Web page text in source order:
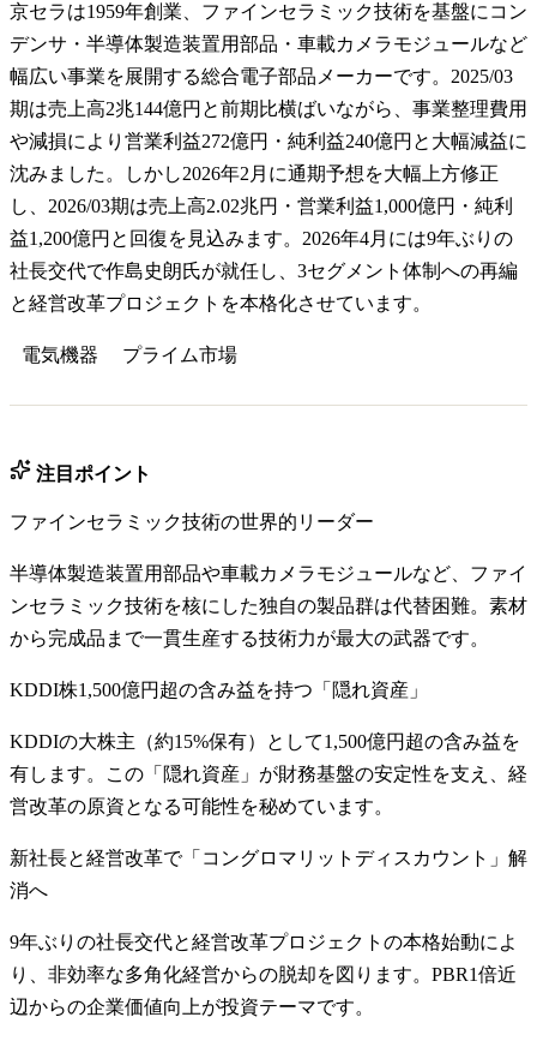
京セラは1959年創業、ファインセラミック技術を基盤にコン
デンサ・半導体製造装置用部品・車載カメラモジュールなど
幅広い事業を展開する総合電子部品メーカーです。2025/03
期は売上高2兆144億円と前期比横ばいながら、事業整理費用
や減損により営業利益272億円・純利益240億円と大幅減益に
沈みました。しかし2026年2月に通期予想を大幅上方修正
し、2026/03期は売上高2.02兆円・営業利益1,000億円・純利
益1,200億円と回復を見込みます。2026年4月には9年ぶりの
社長交代で作島史朗氏が就任し、3セグメント体制への再編
と経営改革プロジェクトを本格化させています。
電気機器 プライム市場
注目ポイント
ファインセラミック技術の世界的リーダー
半導体製造装置用部品や車載カメラモジュールなど、ファイ
ンセラミック技術を核にした独自の製品群は代替困難。素材
から完成品まで一貫生産する技術力が最大の武器です。
KDDI株1,500億円超の含み益を持つ「隠れ資産」
KDDIの大株主（約15%保有）として1,500億円超の含み益を
有します。この「隠れ資産」が財務基盤の安定性を支え、経
営改革の原資となる可能性を秘めています。
新社長と経営改革で「コングロマリットディスカウント」解
消へ
9年ぶりの社長交代と経営改革プロジェクトの本格始動によ
り、非効率な多角化経営からの脱却を図ります。PBR1倍近
辺からの企業価値向上が投資テーマです。